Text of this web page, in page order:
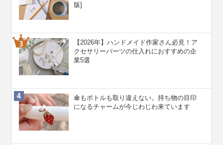
版]
【2026年】ハンドメイド作家さん必見！ア
クセサリーパーツの仕入れにおすすめの企
業5選
傘もボトルも取り違えない。持ち物の目印
になるチャームが今じわじわ来ています